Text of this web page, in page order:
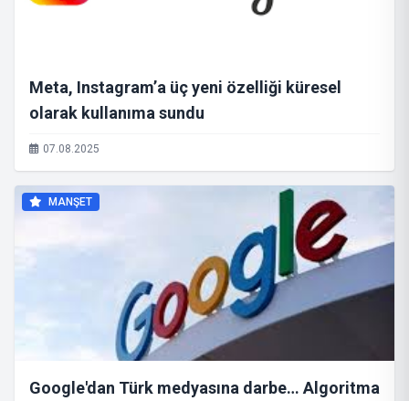
Meta, Instagram’a üç yeni özelliği küresel
olarak kullanıma sundu
07.08.2025
MANŞET
Google'dan Türk medyasına darbe… Algoritma